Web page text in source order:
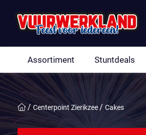
Assortiment Stuntdeals
Centerpoint Zierikzee Cakes